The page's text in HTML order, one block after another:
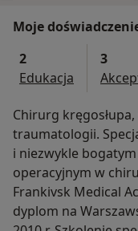
Moje
2
Edukacja
3
Chirurg
traumatologii.
i niezwykle
operacyjnym w
Frankivsk Medical
dyplom na